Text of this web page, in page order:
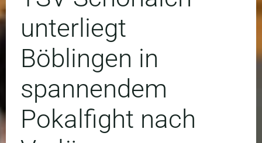
unterliegt
Böblingen in
spannendem
Pokalfight nach